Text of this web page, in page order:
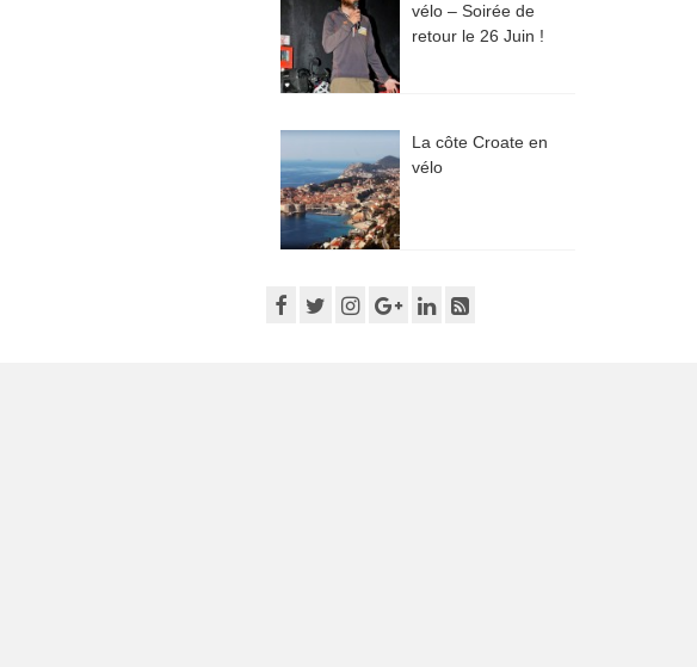
vélo – Soirée de
retour le 26 Juin !
La côte Croate en
vélo